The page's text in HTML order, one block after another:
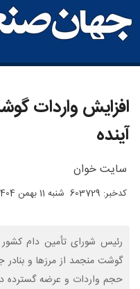
افزایش واردات
آینده
سایت خوان
کدخبر: 603729 شنبه 11 بهمن 1404
رئیس شورای تأمین دام کشور
گوشت منجمد از مرزها و
حجم واردات و عرضه گسترده